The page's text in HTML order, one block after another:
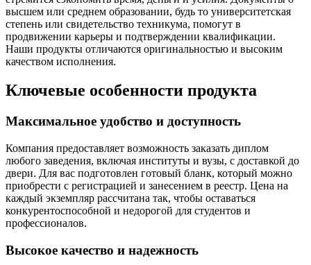
высшем или среднем образовании, будь то университетская
степень или свидетельство техникума, помогут в
продвижении карьеры и подтверждении квалификации.
Наши продукты отличаются оригинальностью и высоким
качеством исполнения.
Ключевые особенности продукта
Максимальное удобство и доступность
Компания предоставляет возможность заказать диплом
любого заведения, включая институты и вузы, с доставкой до
двери. Для вас подготовлен готовый бланк, который можно
приобрести с регистрацией и занесением в реестр. Цена на
каждый экземпляр рассчитана так, чтобы оставаться
конкурентоспособной и недорогой для студентов и
профессионалов.
Высокое качество и надежность